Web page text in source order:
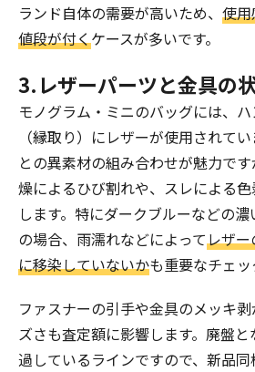
ランド自体の需要が高いため、 使
値段が付くケースが多いです。
3.レザーパーツと金具の
モノグラム・ミニのバッグには、
（縁取り）にレザーが使用されて
との異素材の組み合わせが魅力で
燥によるひび割れや、スレによる
します。特にダークブルーなどの
の場合、雨濡れなどによってレザー
に移染していないかも重要なチェッ
ファスナーの引手や金具のメッキ
ズさも査定額に影響します。廃盤
過しているラインですので、新品